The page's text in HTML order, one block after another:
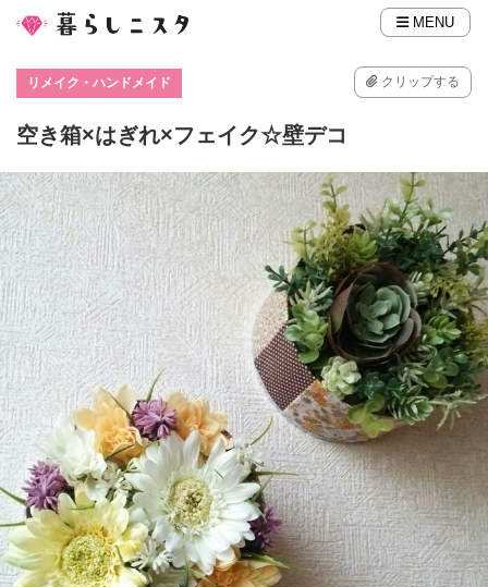
MENU
リメイク・ハンドメイド クリップする
空き箱×はぎれ×フェイク☆壁デコ